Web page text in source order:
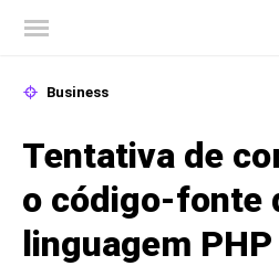
Business
Tentativa de
o código-fonte
linguagem PHP